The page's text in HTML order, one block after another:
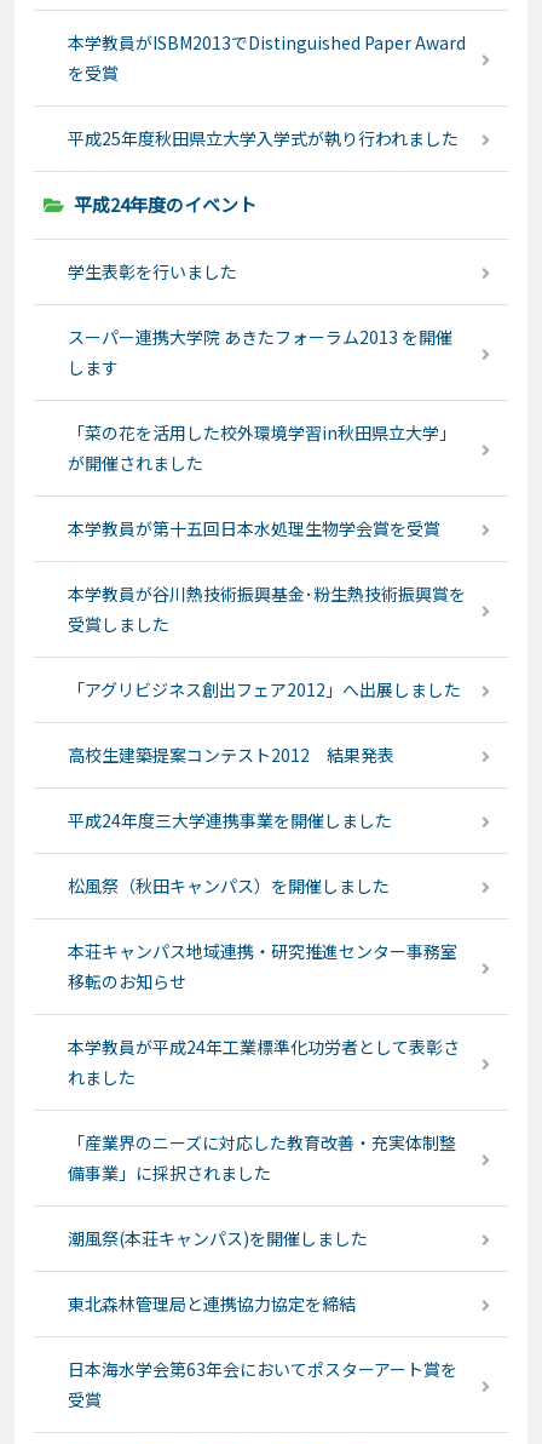
本学教員がISBM2013でDistinguished Paper Award
を受賞
平成25年度秋田県立大学入学式が執り行われました
平成24年度のイベント
学生表彰を行いました
スーパー連携大学院 あきたフォーラム2013 を開催
します
「菜の花を活用した校外環境学習in秋田県立大学」
が開催されました
本学教員が第十五回日本水処理生物学会賞を受賞
本学教員が谷川熱技術振興基金･粉生熱技術振興賞を
受賞しました
「アグリビジネス創出フェア2012」へ出展しました
高校生建築提案コンテスト2012 結果発表
平成24年度三大学連携事業を開催しました
松風祭（秋田キャンパス）を開催しました
本荘キャンパス地域連携・研究推進センター事務室
移転のお知らせ
本学教員が平成24年工業標準化功労者として表彰さ
れました
「産業界のニーズに対応した教育改善・充実体制整
備事業」に採択されました
潮風祭(本荘キャンパス)を開催しました
東北森林管理局と連携協力協定を締結
日本海水学会第63年会においてポスターアート賞を
受賞